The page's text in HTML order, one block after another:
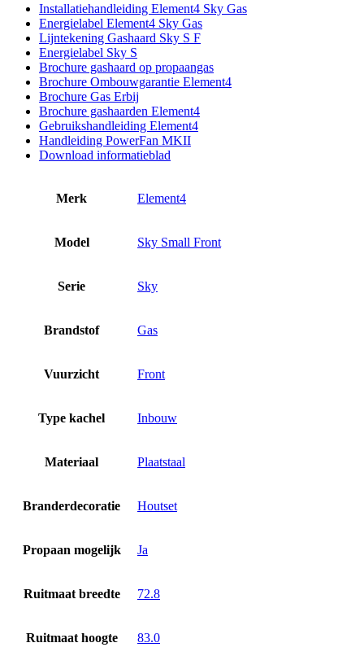
Installatiehandleiding Element4 Sky Gas
Energielabel Element4 Sky Gas
Lijntekening Gashaard Sky S F
Energielabel Sky S
Brochure gashaard op propaangas
Brochure Ombouwgarantie Element4
Brochure Gas Erbij
Brochure gashaarden Element4
Gebruikshandleiding Element4
Handleiding PowerFan MKII
Download informatieblad
Merk Element4
Model Sky Small Front
Serie Sky
Brandstof Gas
Vuurzicht Front
Type kachel Inbouw
Materiaal Plaatstaal
Branderdecoratie Houtset
Propaan mogelijk Ja
Ruitmaat breedte 72.8
Ruitmaat hoogte 83.0